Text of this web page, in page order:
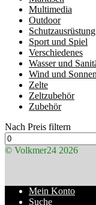
Multimedia
Outdoor
Schutzausrüstung
Sport und Spiel
Verschiedenes
Wasser und
Wind und
Zelte
Zeltzubehör
Zubehör
Nach Preis filtern
Min.
Preis
© Volkmer24 2026
Mein Konto
Suche